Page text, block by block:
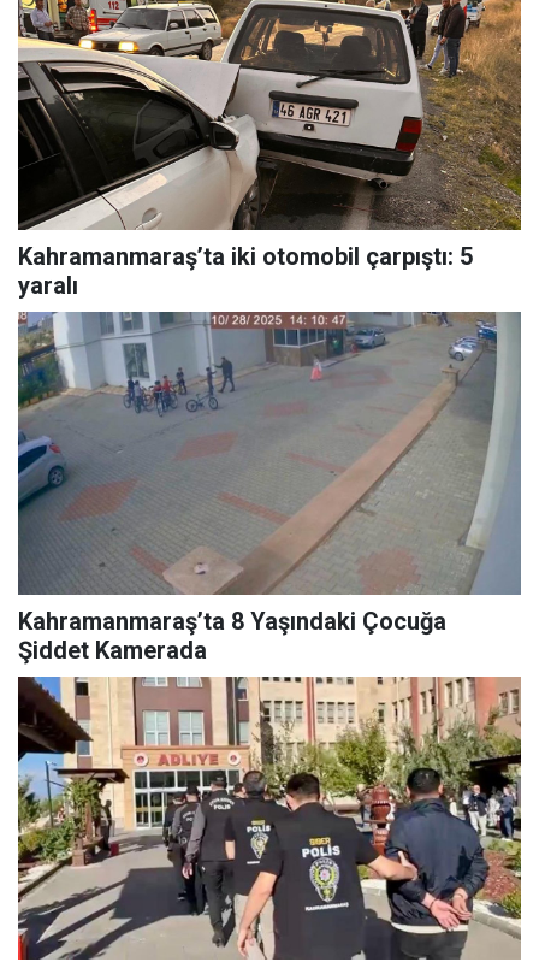
Kahramanmaraş’ta iki otomobil çarpıştı: 5
yaralı
Kahramanmaraş’ta 8 Yaşındaki Çocuğa
Şiddet Kamerada